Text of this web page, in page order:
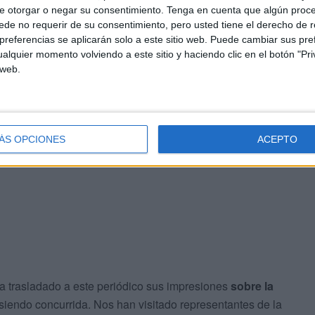
otorgar o negar su consentimiento. Tenga en cuenta que algún
no requerir de su consentimiento, pero usted tiene el derecho de
se aplicarán solo a este sitio web. Puede cambiar sus
momento volviendo a este sitio y haciendo clic en el botón
OPCIONES ACEPTO
significado profundo. Es una señal de respeto,amor y
de una costumbre heredada de la antigua Roma,
hacia el Papa. Actualmente muchas cofradías
un momento de recogimiento y de oración, un
de encontrarse con su fe.
trasladado a este periódico sus impresiones sobre la
concurrida. Nos han visitado representantes de la